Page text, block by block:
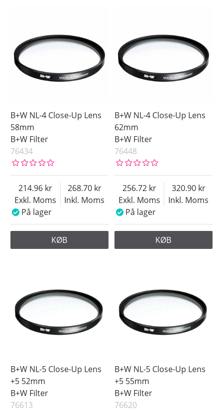
B+W NL-4 Close-Up Lens
58mm
B+W Filter
76434
Exkl. Moms
214.96
Inkl. Moms
268.70
På lager
KØB
B+W NL-4 Close-Up Lens
62mm
B+W Filter
76448
Exkl. Moms
256.72
Inkl. Moms
320.90
På lager
KØB
B+W NL-5 Close-Up Lens
+5 52mm
B+W Filter
76613
B+W NL-5 Close-Up Lens
+5 55mm
B+W Filter
76620